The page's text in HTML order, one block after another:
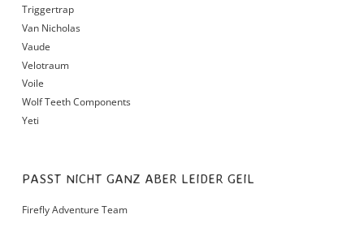
Triggertrap
Van Nicholas
Vaude
Velotraum
Voile
Wolf Teeth Components
Yeti
PASST NICHT GANZ ABER LEIDER GEIL
Firefly Adventure Team